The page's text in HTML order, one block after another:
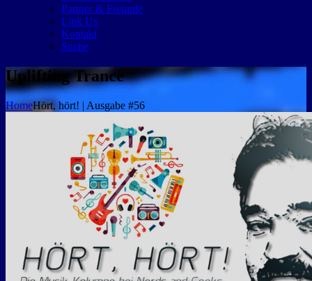
Partner & Freunde
Link Us
Kontakt
Suche
Uplifting Trance
HomeHört, hört! | Ausgabe #56